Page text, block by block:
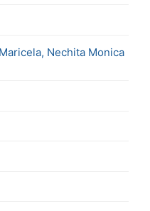
Nechita Monica